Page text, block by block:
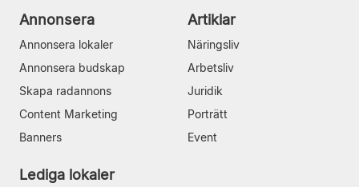
Annonsera
Annonsera lokaler
Annonsera budskap
Skapa radannons
Content Marketing
Banners
Artiklar
Näringsliv
Arbetsliv
Juridik
Porträtt
Event
Lediga lokaler